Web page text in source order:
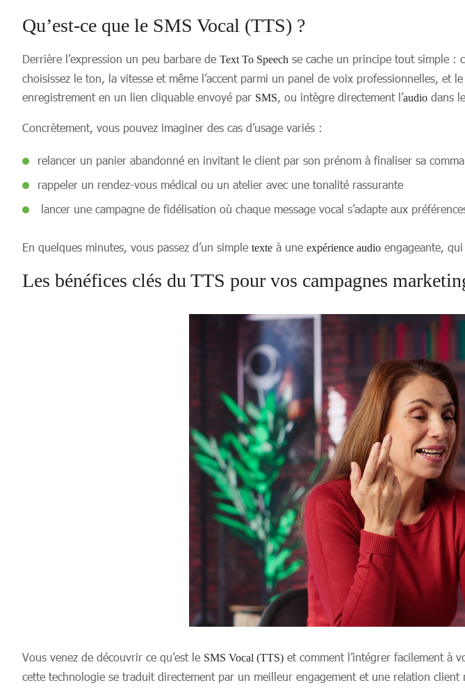
Qu’est-ce que le SMS Vocal (TTS) ?
Derrière l’expression un peu barbare de Text To Speech se cache un principe tout simple :
choisissez le ton, la vitesse et même l’accent parmi un panel de voix professionnelles,
enregistrement en un lien cliquable envoyé par SMS, ou intègre directement l’audio dans
Concrètement, vous pouvez imaginer des cas d’usage variés :
relancer un panier abandonné en invitant le client par son prénom à finaliser sa
rappeler un rendez-vous médical ou un atelier avec une tonalité rassurante
lancer une campagne de fidélisation où chaque message vocal s’adapte aux
En quelques minutes, vous passez d’un simple texte à une expérience audio engageante,
Les bénéfices clés du TTS pour vos campagnes
Vous venez de découvrir ce qu’est le SMS Vocal (TTS) et comment l’intégrer facilement à
cette technologie se traduit directement par un meilleur engagement et une relation